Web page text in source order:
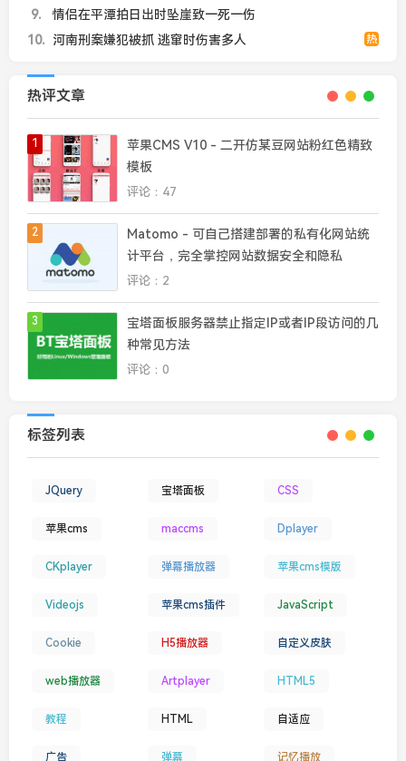
9
情侣在平潭拍日出时坠崖致一死一伤
10
热
河南刑案嫌犯被抓 逃窜时伤害多人
热评文章
1
苹果CMS V10 - 二开仿某豆网站粉红色精致
模板
评论：47
2
Matomo - 可自己搭建部署的私有化网站统
计平台，完全掌控网站数据安全和隐私
评论：2
3
宝塔面板服务器禁止指定IP或者IP段访问的几
种常见方法
评论：0
标签列表
JQuery 宝塔面板 CSS
苹果cms maccms Dplayer
CKplayer 弹幕播放器 苹果cms模版
Videojs 苹果cms插件 JavaScript
Cookie H5播放器 自定义皮肤
web播放器 Artplayer HTML5
教程 HTML 自适应
广告 弹幕 记忆播放